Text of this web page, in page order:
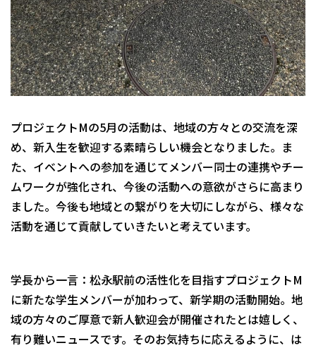
プロジェクトMの5月の活動は、地域の方々との交流を深
め、新入生を歓迎する素晴らしい機会となりました。ま
た、イベントへの参加を通じてメンバー同士の連携やチー
ムワークが強化され、今後の活動への意欲がさらに高まり
ました。今後も地域との繋がりを大切にしながら、様々な
活動を通じて貢献していきたいと考えています。
学長から一言：松永駅前の活性化を目指すプロジェクトM
に新たな学生メンバーが加わって、新学期の活動開始。地
域の方々のご厚意で新人歓迎会が開催されたとは嬉しく、
有り難いニュースです。そのお気持ちに応えるように、は